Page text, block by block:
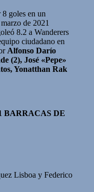
goles en un
de 2021
8.2 a Wanderers
ciudadano en
Alfonso Darío
(2), José «Pepe»
Yonatthan Rak
BARRACAS DE
Lisboa y Federico